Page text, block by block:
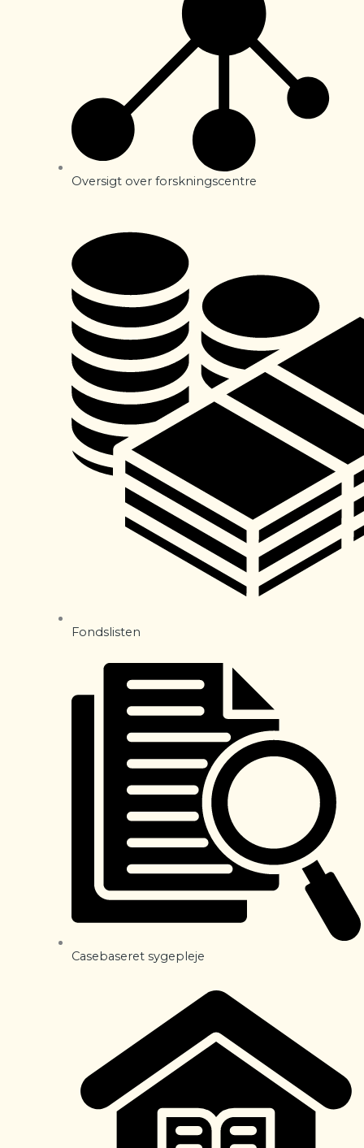
Oversigt over forskningscentre
Fondslisten
Casebaseret sygepleje